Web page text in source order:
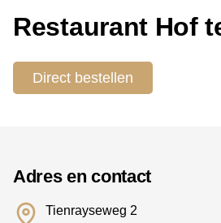
Restaurant Hof
Direct bestellen
Adres en contact
Tienrayseweg 2